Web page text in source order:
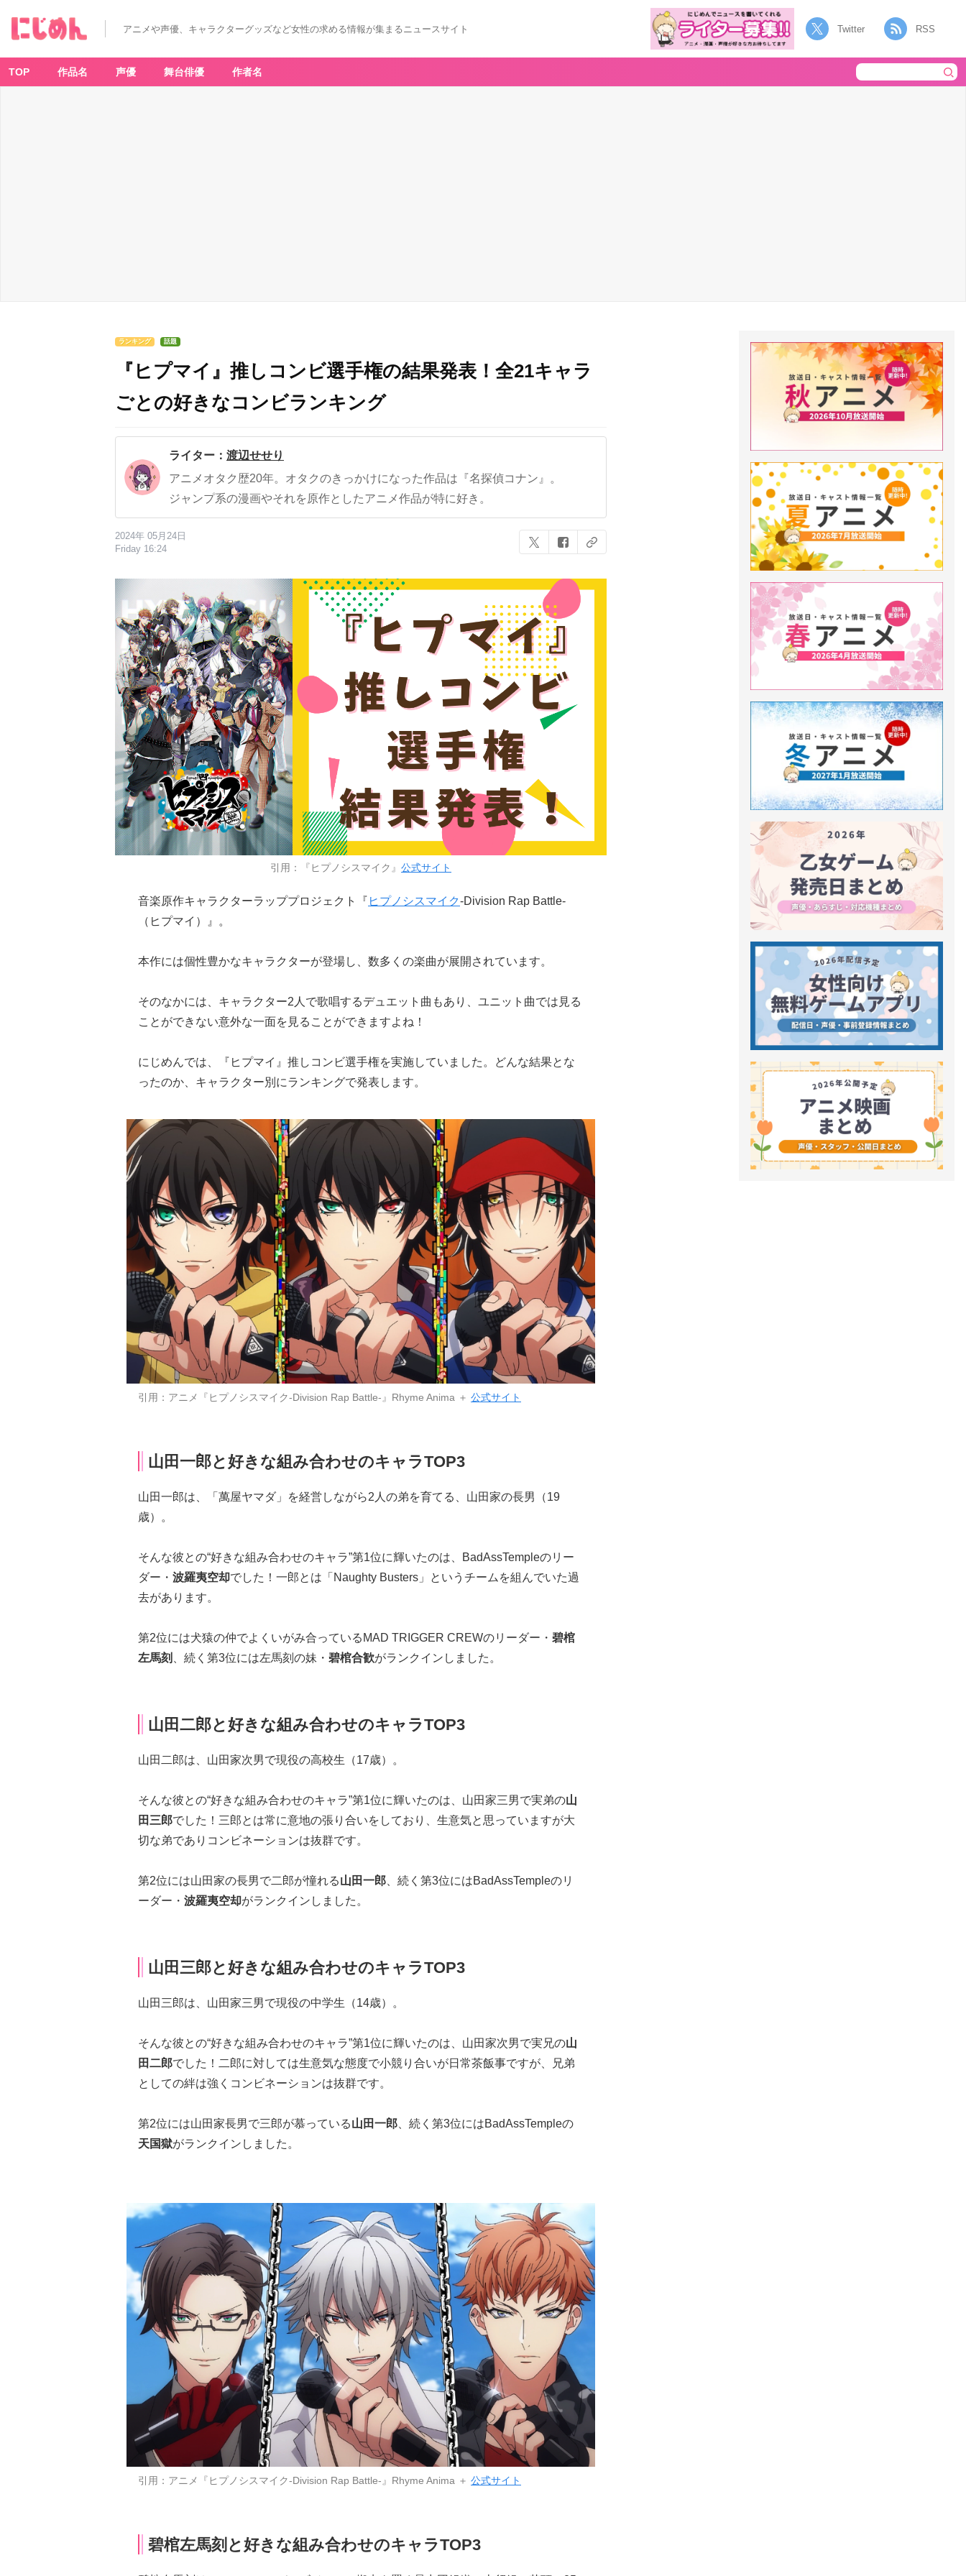
アニメや声優、キャラクターグッズなど女性の求める情報が集まるニュースサイト Twitter RSS
TOP 作品名 声優 舞台俳優 作者名
ランキング 話題
『ヒプマイ』推しコンビ選手権の結果発表！全21キャラ
ごとの好きなコンビランキング
ライター： 渡辺せせり
アニメオタク歴20年。オタクのきっかけになった作品は『名探偵コナン』。
ジャンプ系の漫画やそれを原作としたアニメ作品が特に好き。
2024年 05月24日
Friday 16:24
引用：『ヒプノシスマイク』 公式サイト
音楽原作キャラクターラッププロジェクト『 ヒプノシスマイク-Division Rap Battle-
（ヒプマイ）』。
本作には個性豊かなキャラクターが登場し、数多くの楽曲が展開されています。
そのなかには、キャラクター2人で歌唱するデュエット曲もあり、ユニット曲では見る
ことができない意外な一面を見ることができますよね！
にじめんでは、『ヒプマイ』推しコンビ選手権を実施していました。どんな結果とな
ったのか、キャラクター別にランキングで発表します。
引用：アニメ『ヒプノシスマイク-Division Rap Battle-』Rhyme Anima ＋ 公式サイト
山田一郎と好きな組み合わせのキャラTOP3
山田一郎は、「萬屋ヤマダ」を経営しながら2人の弟を育てる、山田家の長男（19
歳）。
そんな彼との“好きな組み合わせのキャラ”第1位に輝いたのは、BadAssTempleのリー
ダー・ 波羅夷空却でした！一郎とは「Naughty Busters」というチームを組んでいた過
去があります。
第2位には犬猿の仲でよくいがみ合っているMAD TRIGGER CREWのリーダー・ 碧棺
左馬刻
、続く第3位には左馬刻の妹・ 碧棺合歓がランクインしました。
山田二郎と好きな組み合わせのキャラTOP3
山田二郎は、山田家次男で現役の高校生（17歳）。
そんな彼との“好きな組み合わせのキャラ”第1位に輝いたのは、山田家三男で実弟の山
田三郎でした！三郎とは常に意地の張り合いをしており、生意気と思っていますが大
切な弟でありコンビネーションは抜群です。
第2位には山田家の長男で二郎が憧れる山田一郎 、続く第3位にはBadAssTempleのリ
ーダー・ 波羅夷空却がランクインしました。
山田三郎と好きな組み合わせのキャラTOP3
山田三郎は、山田家三男で現役の中学生（14歳）。
そんな彼との“好きな組み合わせのキャラ”第1位に輝いたのは、山田家次男で実兄の山
田二郎でした！二郎に対しては生意気な態度で小競り合いが日常茶飯事ですが、兄弟
としての絆は強くコンビネーションは抜群です。
第2位には山田家長男で三郎が慕っている山田一郎 、続く第3位にはBadAssTempleの
天国獄がランクインしました。
引用：アニメ『ヒプノシスマイク-Division Rap Battle-』Rhyme Anima ＋ 公式サイト
碧棺左馬刻と好きな組み合わせのキャラTOP3